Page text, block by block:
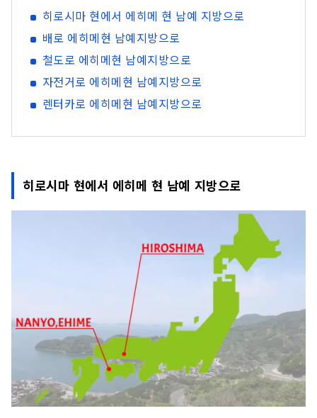
히로시마 현에서 에히메 현 남예 지방으로
배로 에히메현 남예지방으로
철도로 에히메현 남예지방으로
자전거로 에히메현 남예지방으로
렌터카로 에히메현 남예지방으로
히로시마 현에서 에히메 현 남예 지방으로